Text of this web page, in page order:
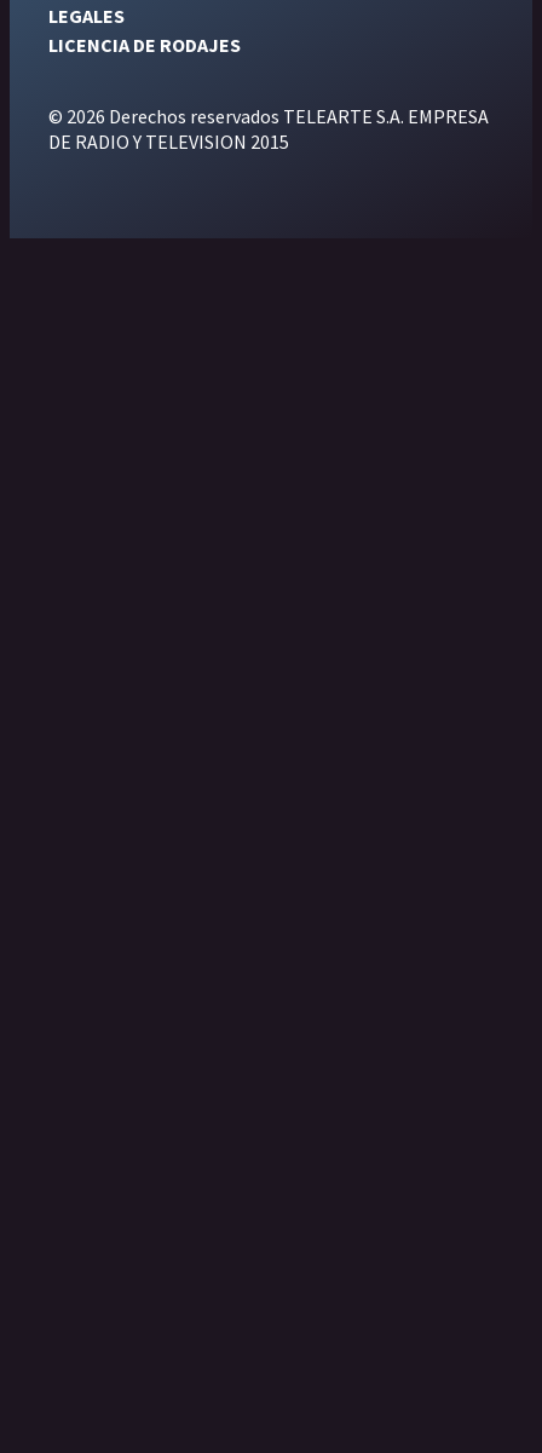
LEGALES
LICENCIA DE RODAJES
© 2026 Derechos reservados TELEARTE S.A. EMPRESA
DE RADIO Y TELEVISION 2015